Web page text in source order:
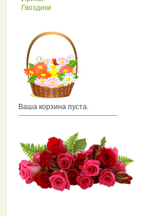
Гвоздики
Ваша корзина пуста.